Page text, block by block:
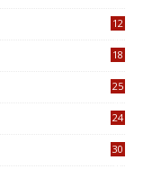
12
18
25
24
30